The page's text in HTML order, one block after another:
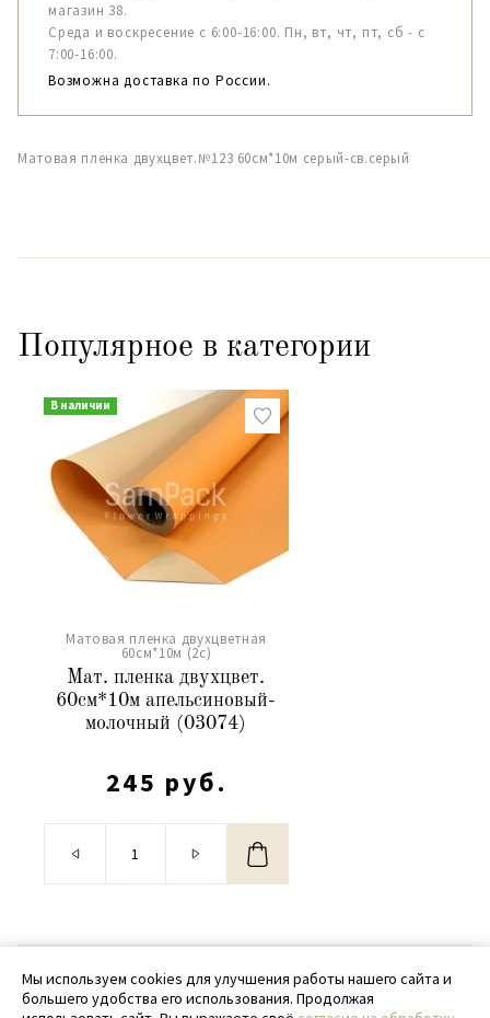
магазин 38.
Среда и воскресение с 6:00-16:00. Пн, вт, чт, пт, сб - с
7:00-16:00.
Возможна доставка по России.
Матовая пленка двухцвет.№123 60см*10м серый-св.серый
Популярное в категории
В наличии
Матовая пленка двухцветная
60см*10м (2c)
Мат. пленка двухцвет.
60см*10м апельсиновый-
молочный (03074)
245 руб.
© 2020 - 2026 SamPack
Мы используем cookies для улучшения работы нашего сайта и
большего удобства его использования. Продолжая